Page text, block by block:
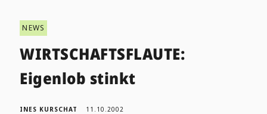
NEWS
WIRTSCHAFTSFLAUTE:
Eigenlob stinkt
INES KURSCHAT 11.10.2002